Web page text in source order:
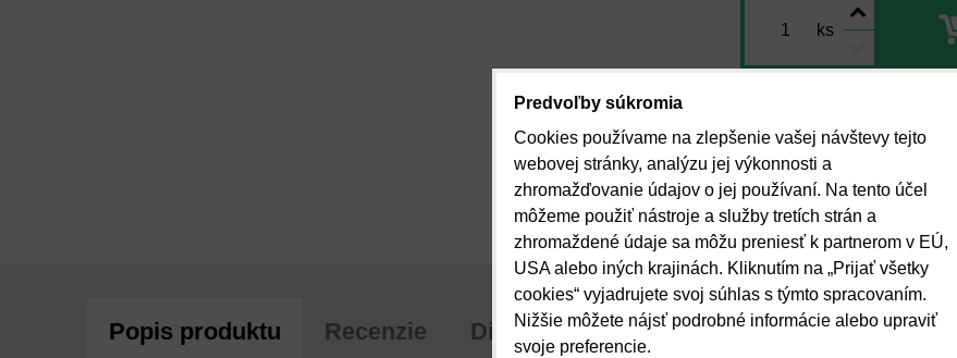
ks
Pridať do zoznamu
Facebook
TwitterBluesky
Popis produktu Recenzie Diskusia
Predvoľby súkromia
Cookies používame na zlepšenie vašej návštevy tejto
webovej stránky, analýzu jej výkonnosti a
zhromažďovanie údajov o jej používaní. Na tento účel
môžeme použiť nástroje a služby tretích strán a
zhromaždené údaje sa môžu preniesť k partnerom v EÚ,
USA alebo iných krajinách. Kliknutím na „Prijať všetky
cookies“ vyjadrujete svoj súhlas s týmto spracovaním.
Nižšie môžete nájsť podrobné informácie alebo upraviť
svoje preferencie.